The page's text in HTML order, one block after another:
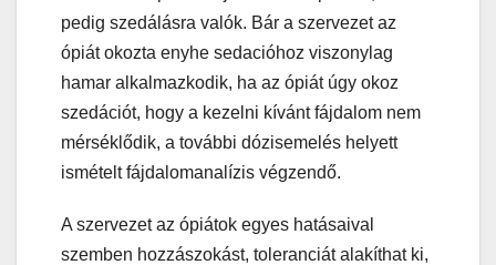
pedig szedálásra valók. Bár a szervezet az
ópiát okozta enyhe sedacióhoz viszonylag
hamar alkalmazkodik, ha az ópiát úgy okoz
szedációt, hogy a kezelni kívánt fájdalom nem
mérséklődik, a további dózisemelés helyett
ismételt fájdalomanalízis végzendő.
A szervezet az ópiátok egyes hatásaival
szemben hozzászokást, toleranciát alakíthat ki,